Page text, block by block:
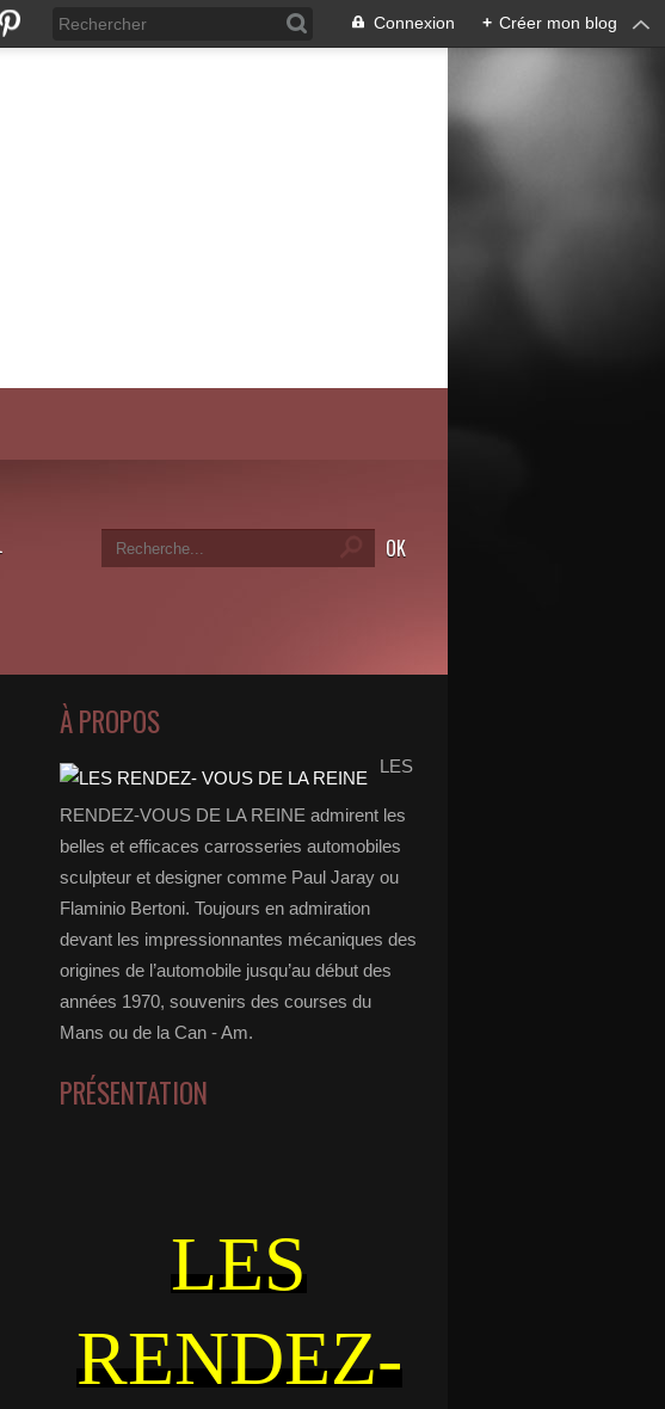
Connexion + Créer mon blog
À PROPOS
LES
RENDEZ-VOUS DE LA REINE admirent les
belles et efficaces carrosseries automobiles
sculpteur et designer comme Paul Jaray ou
Flaminio Bertoni. Toujours en admiration
devant les impressionnantes mécaniques des
origines de l’automobile jusqu’au début des
années 1970, souvenirs des courses du
Mans ou de la Can - Am.
PRÉSENTATION
LES
RENDEZ-